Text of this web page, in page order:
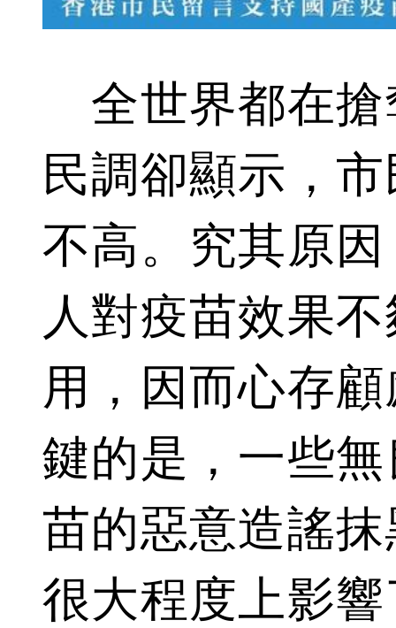
全世界都在搶
民調卻顯示，
不高。究其原
人對疫苗效果
用，因而心存
鍵的是，一些
苗的惡意造謠
很大程度上影